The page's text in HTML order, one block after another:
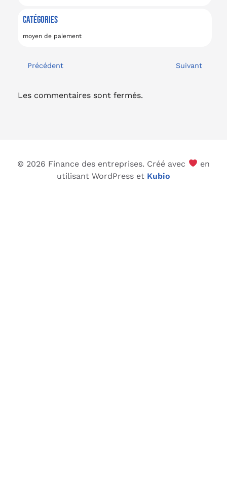
CATÉGORIES
moyen de paiement
Précédent Suivant
Les commentaires sont fermés.
© 2026 Finance des entreprises. Créé avec
en
utilisant WordPress et Kubio